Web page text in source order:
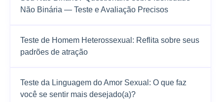
Não Binária — Teste e Avaliação Precisos
Teste de Homem Heterossexual: Reflita sobre seus
padrões de atração
Teste da Linguagem do Amor Sexual: O que faz
você se sentir mais desejado(a)?